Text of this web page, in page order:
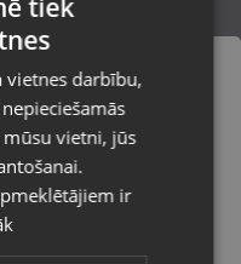
mēneši)
uz
izvēlētajā
RUSSIAN
vietnes darbību,
vietni, jūs
ir